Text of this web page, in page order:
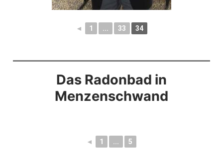
◄ 1 ... 33 34
Das Radonbad in
Menzenschwand
◄ 1 ... 5